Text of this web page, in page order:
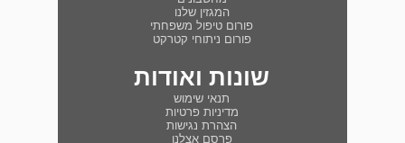
המגזין שלנו
פורום טיפול משפחתי
פורום ניתוחי קטרקט
שונות ואודות
תנאי שימוש
מדיניות פרטיות
הצהרת נגישות
פרסם אצלנו